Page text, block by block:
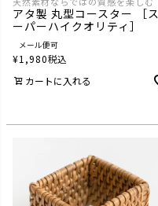
アタ製 丸型コースター ［ス
ーパーハイクオリティ］
メール便可
¥1,980税込
カートに入れる